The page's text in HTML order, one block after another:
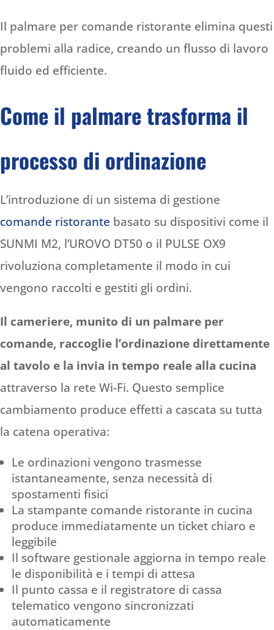
Il palmare per comande ristorante elimina questi
problemi alla radice, creando un flusso di lavoro
fluido ed efficiente.
Come il palmare trasforma il
processo di ordinazione
L’introduzione di un sistema di gestione
comande ristorante basato su dispositivi come il
SUNMI M2, l’UROVO DT50 o il PULSE OX9
rivoluziona completamente il modo in cui
vengono raccolti e gestiti gli ordini.
Il cameriere, munito di un palmare per
comande, raccoglie l’ordinazione direttamente
al tavolo e la invia in tempo reale alla cucina
attraverso la rete Wi-Fi. Questo semplice
cambiamento produce effetti a cascata su tutta
la catena operativa:
Le ordinazioni vengono trasmesse
istantaneamente, senza necessità di
spostamenti fisici
La stampante comande ristorante in cucina
produce immediatamente un ticket chiaro e
leggibile
Il software gestionale aggiorna in tempo reale
le disponibilità e i tempi di attesa
Il punto cassa e il registratore di cassa
telematico vengono sincronizzati
automaticamente